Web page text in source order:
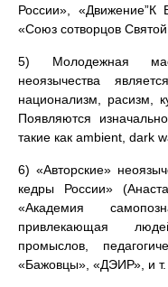
России», «Движение”К
«Союз сотворцов
5) Молодежная
неоязычества
национализм, расизм,
Появляются
такие как ambient, dark
6) «Авторские»
кедры России»
«Академия
привлекающая
промыслов,
«Бажовцы», «ДЭИР», и т.